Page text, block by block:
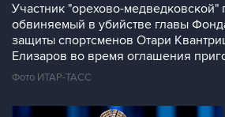
Участник "орехово-медведковской"
обвиняемый в убийстве главы
защиты спортсменов Отари
Елизаров во время оглашения
Фото ИТАР-ТАСС